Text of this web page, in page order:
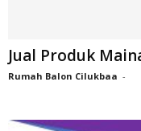
Jual Produk
Rumah Balon Cilukbaa -